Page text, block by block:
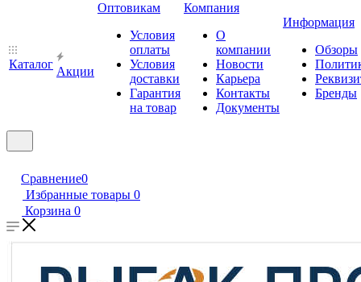
Каталог
Акции
Оптовикам
Условия
оплаты
Условия
доставки
Гарантия
на товар
Компания
О
компании
Новости
Карьера
Контакты
Документы
Информация
Обзоры
Бренды
Сравнение0
Избранные товары 0
Корзина 0